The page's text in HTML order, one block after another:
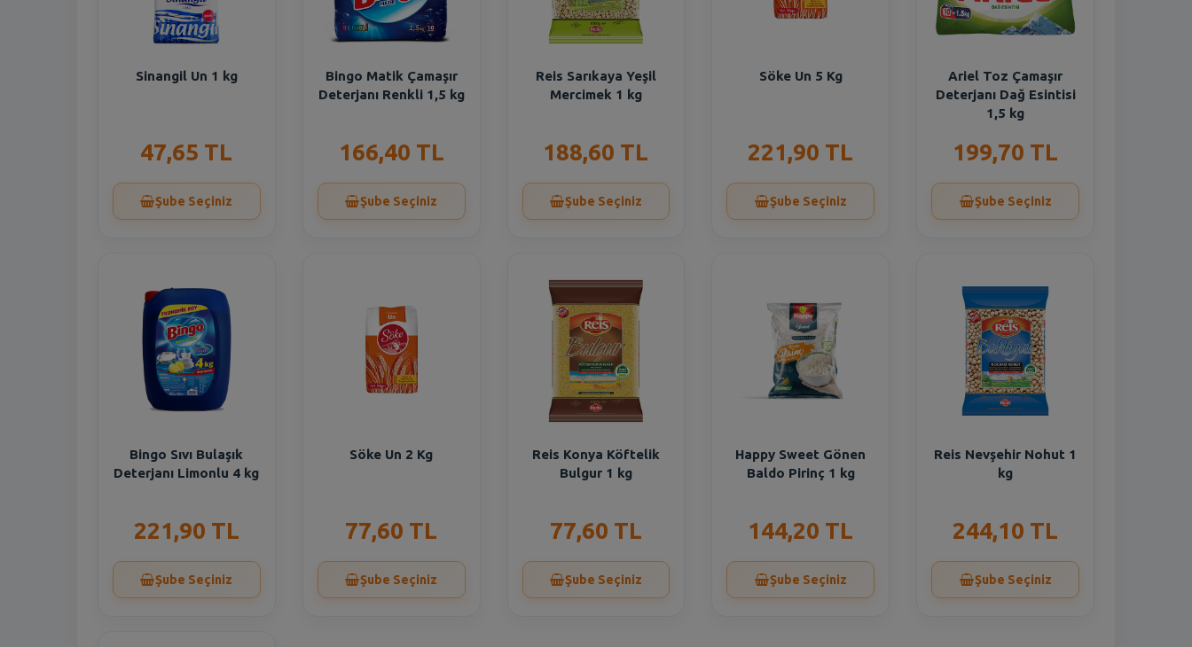
Sinangil Un 1 kg
47,65 TL
Şube Seçiniz
Bingo Matik Çamaşır
Deterjanı Renkli 1,5 kg
166,40 TL
Şube Seçiniz
Reis Sarıkaya Yeşil
Mercimek 1 kg
188,60 TL
Şube Seçiniz
Söke Un 5 Kg
221,90 TL
Şube Seçiniz
Ariel Toz Çamaşır
Deterjanı Dağ Esintisi
1,5 kg
199,70 TL
Şube Seçiniz
Bingo Sıvı Bulaşık
Deterjanı Limonlu 4 kg
221,90 TL
Şube Seçiniz
Söke Un 2 Kg
77,60 TL
Şube Seçiniz
Reis Konya Köftelik
Bulgur 1 kg
77,60 TL
Şube Seçiniz
Happy Sweet Gönen
Baldo Pirinç 1 kg
144,20 TL
Şube Seçiniz
Reis Nevşehir Nohut 1
kg
244,10 TL
Şube Seçiniz